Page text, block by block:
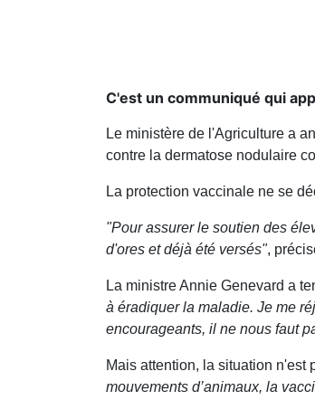
C'est un communiqué qui
Le ministère de l'Agriculture a
contre la dermatose nodulaire
La protection vaccinale ne se
"Pour assurer le soutien des
d'ores et déjà été versés",
La ministre Annie Genevard a
à éradiquer la maladie. Je me
encourageants, il ne nous faut
Mais attention, la situation n'est
mouvements d’animaux, la